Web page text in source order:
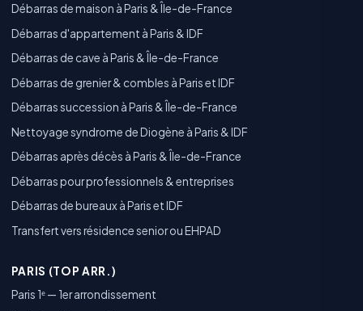
Débarras de maison à Paris & Île-de-France
Débarras d'appartement à Paris & IDF
Débarras de cave à Paris & Île-de-France
Débarras de grenier & combles à Paris et IDF
Débarras succession à Paris & Île-de-France
Nettoyage syndrome de Diogène à Paris & IDF
Débarras après décès à Paris & Île-de-France
Débarras pour professionnels & entreprises
Débarras de bureaux à Paris et IDF
Transfert vers résidence senior ou EHPAD
PARIS (TOP ARR.)
Paris 1ᵉ — 1er arrondissement